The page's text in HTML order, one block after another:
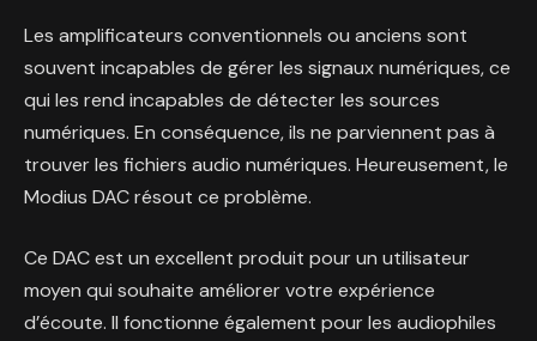
Les amplificateurs conventionnels ou anciens sont
souvent incapables de gérer les signaux numériques, ce
qui les rend incapables de détecter les sources
numériques. En conséquence, ils ne parviennent pas à
trouver les fichiers audio numériques. Heureusement, le
Modius DAC résout ce problème.
Ce DAC est un excellent produit pour un utilisateur
moyen qui souhaite améliorer votre expérience
d’écoute. Il fonctionne également pour les audiophiles